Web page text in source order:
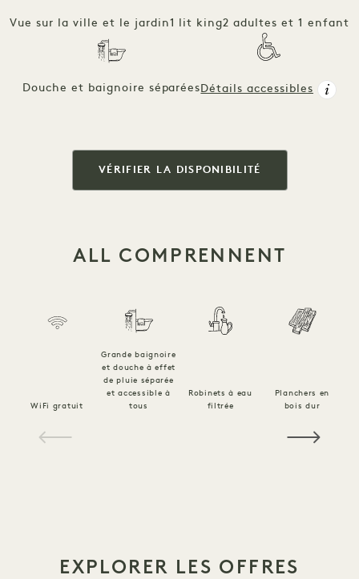
Vue sur la ville et le jardin1 lit king2 adultes et 1 enfant
Douche et baignoire séparées Détails accessibles
VÉRIFIER LA DISPONIBILITÉ
ALL COMPRENNENT
WiFi gratuit
Grande baignoire
et douche à effet
de pluie séparée
et accessible à
tous
Robinets à eau
filtrée
Planchers en
bois dur
EXPLORER LES OFFRES